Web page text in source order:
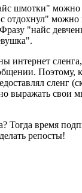
шмотки" можно
отдохнул" можно
"найс
интернет сленга,
Поэтому,
сленг
выражать свои
Тогда время
репосты!